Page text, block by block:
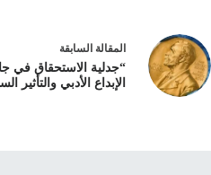
المقالة السابقة
“جدلية الاستحقاق في
الإبداع الأدبي والتأثير